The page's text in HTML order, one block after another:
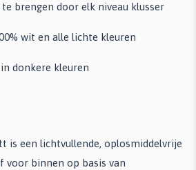
brengen door elk niveau klusser
wit en alle lichte kleuren
donkere kleuren
is een lichtvullende, oplosmiddelvrije
voor binnen op basis van